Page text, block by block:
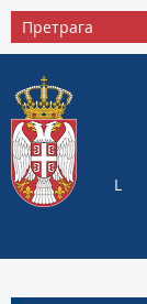
L